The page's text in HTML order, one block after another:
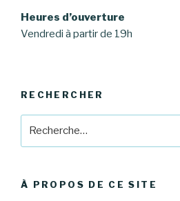
Heures d’ouverture
Vendredi à partir de 19h
RECHERCHER
À PROPOS DE CE SITE